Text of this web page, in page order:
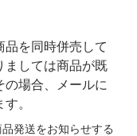
品を同時併売して
ましては商品が既
の場合、メールに
。
発送をお知らせする